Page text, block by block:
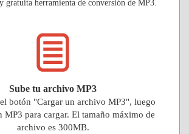
gratuita herramienta de conversión de MP3.
Sube tu archivo MP3
botón "Cargar un archivo MP3", luego
MP3 para cargar. El tamaño máximo de
archivo es 300MB.